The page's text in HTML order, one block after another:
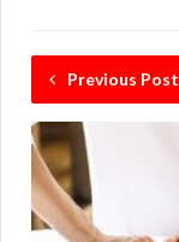
Previous Post